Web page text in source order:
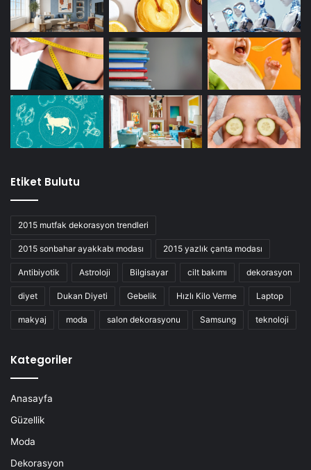
Etiket Bulutu
2015 mutfak dekorasyon trendleri
2015 sonbahar ayakkabı modası 2015 yazlık çanta modası
Antibiyotik Astroloji Bilgisayar cilt bakımı dekorasyon
diyet Dukan Diyeti Gebelik Hızlı Kilo Verme Laptop
makyaj moda salon dekorasyonu Samsung teknoloji
Kategoriler
Anasayfa
Güzellik
Moda
Dekorasyon